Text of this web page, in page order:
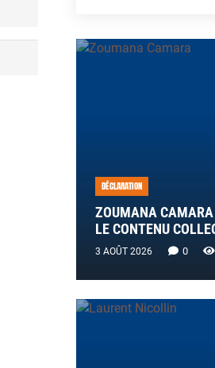
DÉCLARATION
ZOUMANA
LE CONTENU
3 AOÛT 2026 0